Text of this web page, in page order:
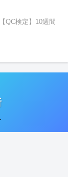
【QC検定】10週間